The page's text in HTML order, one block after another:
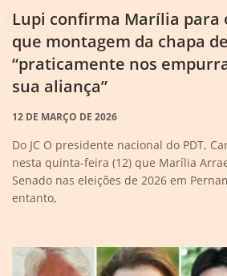
Lupi confirma Marília para
que montagem da chapa
“praticamente nos
sua aliança”
12 DE MARÇO DE 2026
Do JC O presidente nacional do PDT,
nesta quinta-feira (12) que Marília
Senado nas eleições de 2026 em
entanto,